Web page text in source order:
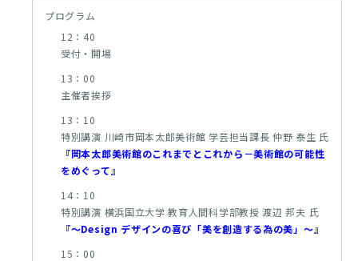
プログラム
12：40
受付・開場
13：00
主催者挨拶
13：10
特別講演 川崎市岡本太郎美術館 学芸担当課長 仲野 泰生 氏
『岡本太郎美術館のこれまでとこれから－美術館の可能性
をめぐって』
14：10
特別講演 横浜国立大学 教育人間科学部教授 渡辺 邦夫 氏
『～Design デザインの喜び「美を創造する為の美」～』
15：00